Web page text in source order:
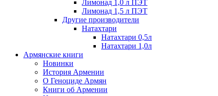
Лимонад 1,0 л ПЭТ
Лимонад 1,5 л ПЭТ
Другие производители
Натахтари
Натахтари 0,5л
Натахтари 1,0л
Армянские книги
Новинки
История Армении
О Геноциде Армян
Книги об Армении